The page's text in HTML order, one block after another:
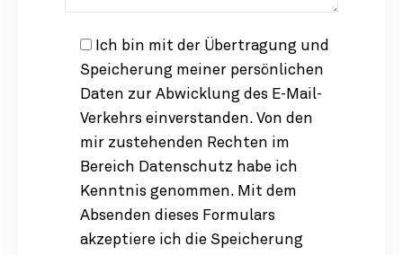
Ich bin mit der Übertragung und
Speicherung meiner persönlichen
Daten zur Abwicklung des E-Mail-
Verkehrs einverstanden. Von den
mir zustehenden Rechten im
Bereich Datenschutz habe ich
Kenntnis genommen. Mit dem
Absenden dieses Formulars
akzeptiere ich die Speicherung